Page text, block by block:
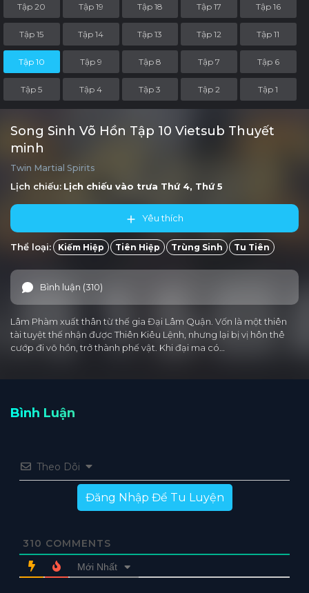
Tập 20 Tập 19 Tập 18 Tập 17 Tập 16
Tập 15 Tập 14 Tập 13 Tập 12 Tập 11
Tập 10 Tập 9 Tập 8 Tập 7 Tập 6
Tập 5 Tập 4 Tập 3 Tập 2 Tập 1
Song Sinh Võ Hồn Tập 10 Vietsub Thuyết
minh
Twin Martial Spirits
Lịch chiếu: Lịch chiếu vào trưa Thứ 4, Thứ 5
Yêu thích
Thể loại: Kiếm Hiệp Tiên Hiệp Trùng Sinh Tu Tiên
Bình luận (310)
Lâm Phàm xuất thân từ thế gia Đại Lâm Quận. Vốn là một thiên
tài tuyệt thế nhận được Thiên Kiêu Lệnh, nhưng lại bị vị hôn thê
cướp đi võ hồn, trở thành phế vật. Khi đại ma có…
Bình Luận
Theo Dõi
Đăng Nhập Để Tu Luyện
310 COMMENTS
Mới Nhất